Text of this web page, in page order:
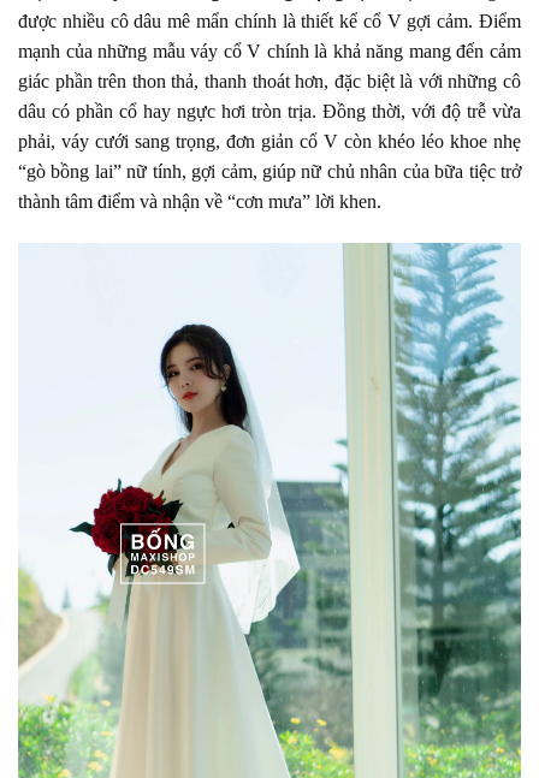
được nhiều cô dâu mê mẩn chính là thiết kể cổ V gợi cảm. Điểm
mạnh của những mẫu váy cổ V chính là khả năng mang đến cảm
giác phần trên thon thả, thanh thoát hơn, đặc biệt là với những cô
dâu có phần cổ hay ngực hơi tròn trịa. Đồng thời, với độ trễ vừa
phải, váy cưới sang trọng, đơn giản cổ V còn khéo léo khoe nhẹ
“gò bồng lai” nữ tính, gợi cảm, giúp nữ chủ nhân của bữa tiệc trở
thành tâm điểm và nhận về “cơn mưa” lời khen.